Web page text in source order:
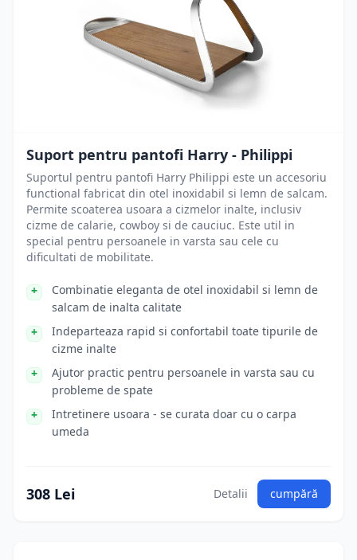
Suport pentru pantofi Harry - Philippi
Suportul pentru pantofi Harry Philippi este un accesoriu
functional fabricat din otel inoxidabil si lemn de salcam.
Permite scoaterea usoara a cizmelor inalte, inclusiv
cizme de calarie, cowboy si de cauciuc. Este util in
special pentru persoanele in varsta sau cele cu
dificultati de mobilitate.
Combinatie eleganta de otel inoxidabil si lemn de
salcam de inalta calitate
Indeparteaza rapid si confortabil toate tipurile de
cizme inalte
Ajutor practic pentru persoanele in varsta sau cu
probleme de spate
Intretinere usoara - se curata doar cu o carpa
umeda
308 Lei Detalii cumpără